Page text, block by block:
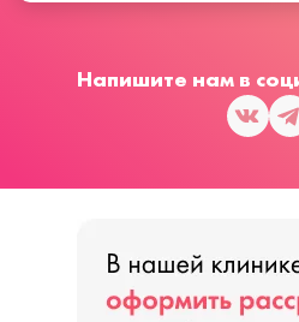
Напишите нам в